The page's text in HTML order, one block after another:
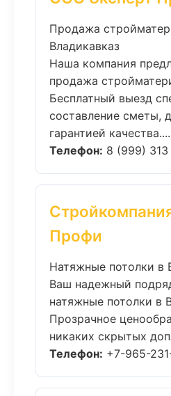
Продажа
Владикавказ
Наша компания
продажа
Бесплатный выезд
составление сметы,
гарантией качества....
Телефон: 8 (999)
Профи
Натяжные потолки в
Ваш надежный
натяжные потолки в
Прозрачное
никаких скрытых
Телефон: +7-965-